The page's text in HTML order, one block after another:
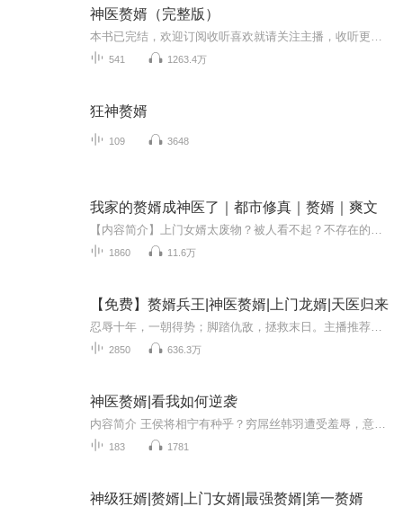
神医赘婿（完整版）
541 1263.4万
狂神赘婿
109 3648
我家的赘婿成神医了｜都市修真｜赘婿｜爽文
1860 11.6万
【免费】赘婿兵王|神医赘婿|上门龙婿|天医归来
2850 636.3万
神医赘婿|看我如何逆袭
183 1781
神级狂婿|赘婿|上门女婿|最强赘婿|第一赘婿